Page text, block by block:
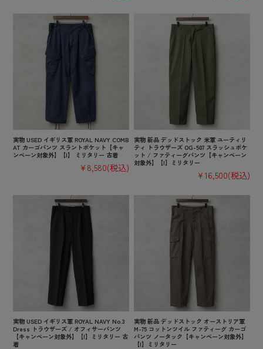
実物 USED イギリス軍 ROYAL NAVY COMB
AT カーゴパンツ スラントポケット【キャ
ンペーン対象外】【I】 ミリタリー 古着
¥8,580(税込)
実物 新品 デッドストック 米軍 ユーティリ
ティ トラウザーズ OG-507 スラッシュポケ
ット / ファティーグパンツ【キャンペーン
対象外】【I】ミリタリー
¥16,500(税込)
実物 USED イギリス軍 ROYAL NAVY No.3
Dress トラウザーズ / オフィサーパンツ
【キャンペーン対象外】【I】ミリタリー 古
着
実物 新品 デッドストック オーストリア軍
M-75 コットンツイル ファティーグ カーゴ
パンツ ノータック【キャンペーン対象外】
【I】ミリタリー